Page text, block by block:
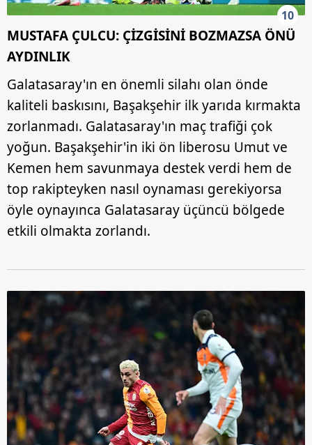
10
MUSTAFA ÇULCU: ÇİZGİSİNİ BOZMAZSA ÖNÜ
AYDINLIK
Galatasaray'ın en önemli silahı olan önde
kaliteli baskısını, Başakşehir ilk yarıda kırmakta
zorlanmadı. Galatasaray'ın maç trafiği çok
yoğun. Başakşehir'in iki ön liberosu Umut ve
Kemen hem savunmaya destek verdi hem de
top rakipteyken nasıl oynaması gerekiyorsa
öyle oynayınca Galatasaray üçüncü bölgede
etkili olmakta zorlandı.